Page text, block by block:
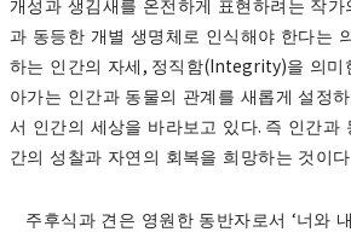
개성과 생김새를 온전하게 표현하려는 작
과 동등한 개별 생명체로 인식해야 한다는
하는 인간의 자세 , 정직함(Integrity)을 의미
아가는 인간과 동물의 관계를 새롭게 설정
서 인간의 세상을 바라보고 있다. 즉 인간과
간의 성찰과 자연의 회복을 희망하는 것이다
주후식과 견은 영원한 동반자로서 ‘너와